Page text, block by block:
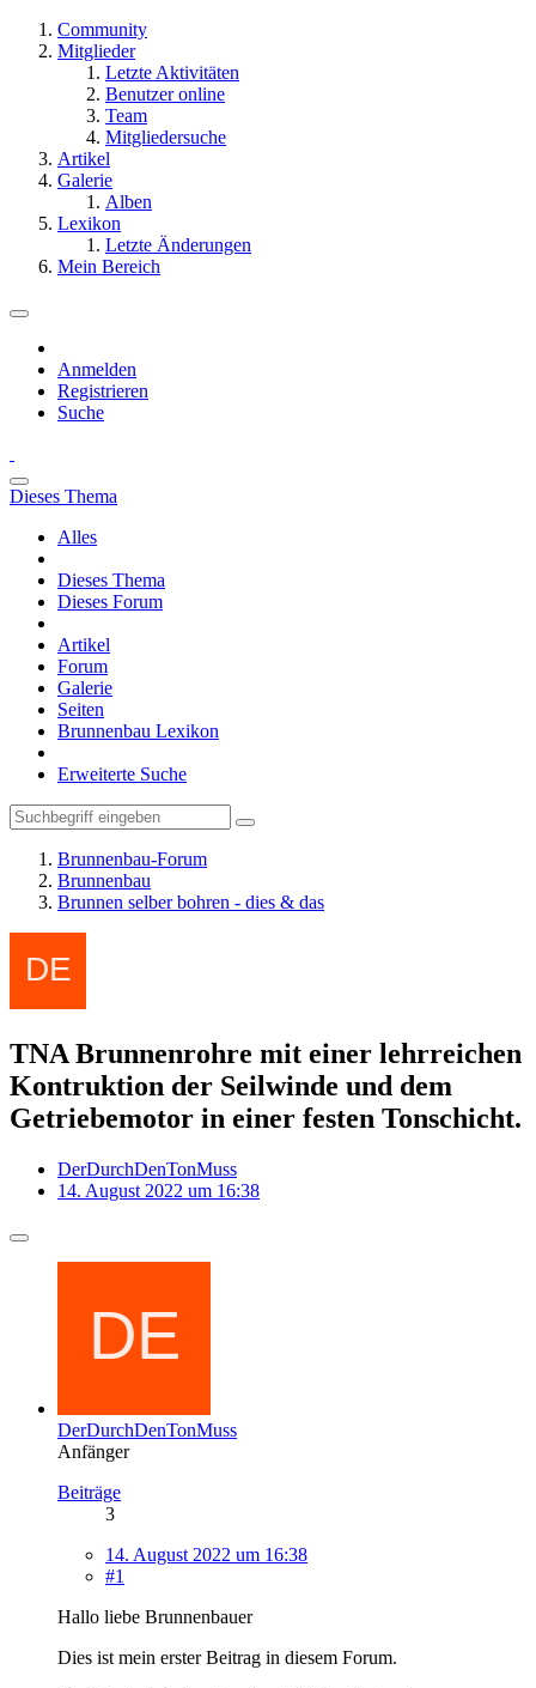
Community
Mitglieder
Letzte Aktivitäten
Benutzer online
Team
Mitgliedersuche
Artikel
Galerie
Alben
Lexikon
Letzte Änderungen
Mein Bereich
Anmelden
Registrieren
Suche
Dieses Thema
Alles
Dieses Thema
Dieses Forum
Artikel
Forum
Galerie
Seiten
Brunnenbau Lexikon
Erweiterte Suche
Brunnenbau-Forum
Brunnenbau
Brunnen selber bohren - dies & das
TNA Brunnenrohre mit einer lehrreichen
Kontruktion der Seilwinde und dem
Getriebemotor in einer festen Tonschicht.
DerDurchDenTonMuss
14. August 2022 um 16:38
DerDurchDenTonMuss
Anfänger
Beiträge
3
14. August 2022 um 16:38
#1
Hallo liebe Brunnenbauer
Dies ist mein erster Beitrag in diesem Forum.